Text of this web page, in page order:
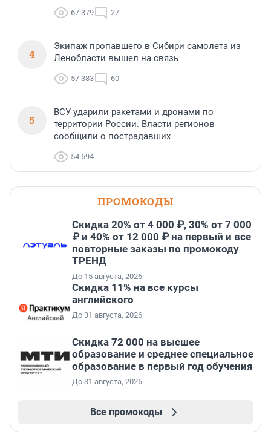
67 379 27
4
Экипаж пропавшего в Сибири самолета из
Ленобласти вышел на связь
57 383 60
5
ВСУ ударили ракетами и дронами по
территории России. Власти регионов
сообщили о пострадавших
54 694
ПРОМОКОДЫ
Скидка 20% от 4 000 ₽, 30% от 7 000
₽ и 40% от 12 000 ₽ на первый и все
повторные заказы по промокоду
ТРЕНД
До 15 августа, 2026
Скидка 11% на все курсы
английского
До 31 августа, 2026
Скидка 72 000 на высшее
образование и среднее специальное
образование в первый год обучения
До 31 августа, 2026
Все промокоды